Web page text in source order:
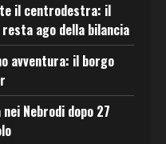
il centrodestra: il
ago della bilancia
avventura: il borgo
Nebrodi dopo 27